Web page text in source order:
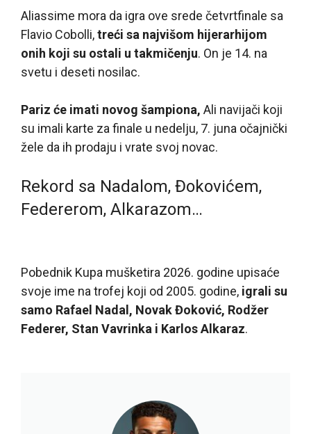
Aliassime mora da igra ove srede četvrtfinale sa
Flavio Cobolli,treći sa najvišom hijerarhijom
onih koji su ostali u takmičenju. On je 14. na
svetu i deseti nosilac.
Pariz će imati novog šampiona, Ali navijači koji
su imali karte za finale u nedelju, 7. juna očajnički
žele da ih prodaju i vrate svoj novac.
Rekord sa Nadalom, Đokovićem,
Federerom, Alkarazom…
Pobednik Kupa mušketira 2026. godine upisaće
svoje ime na trofej koji od 2005. godine, igrali su
samo Rafael Nadal, Novak Đoković, Rodžer
Federer, Stan Vavrinka i Karlos Alkaraz.